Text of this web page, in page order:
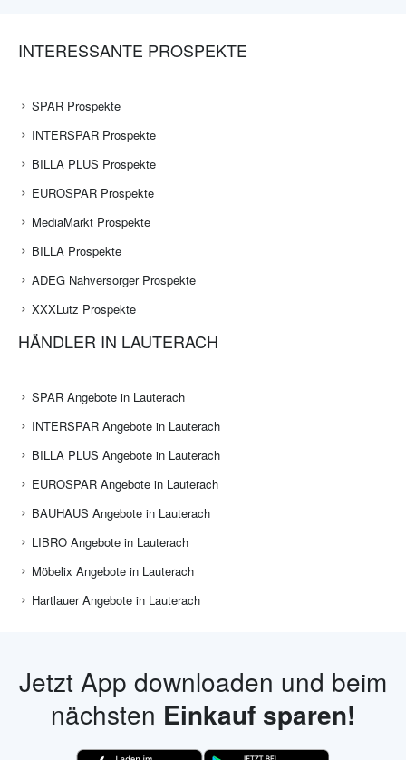
INTERESSANTE PROSPEKTE
SPAR Prospekte
INTERSPAR Prospekte
BILLA PLUS Prospekte
EUROSPAR Prospekte
MediaMarkt Prospekte
BILLA Prospekte
ADEG Nahversorger Prospekte
XXXLutz Prospekte
HÄNDLER IN LAUTERACH
SPAR Angebote in Lauterach
INTERSPAR Angebote in Lauterach
BILLA PLUS Angebote in Lauterach
EUROSPAR Angebote in Lauterach
BAUHAUS Angebote in Lauterach
LIBRO Angebote in Lauterach
Möbelix Angebote in Lauterach
Hartlauer Angebote in Lauterach
Jetzt App downloaden und beim
nächsten Einkauf sparen!